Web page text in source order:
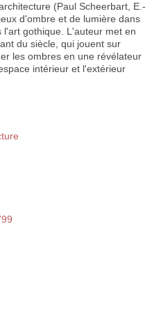
(Paul Scheerbart, E.-
d'ombre et de lumière dans
gothique. L'auteur met en
du siècle, qui jouent sur
les ombres en une révélateur
intérieur et l'extérieur